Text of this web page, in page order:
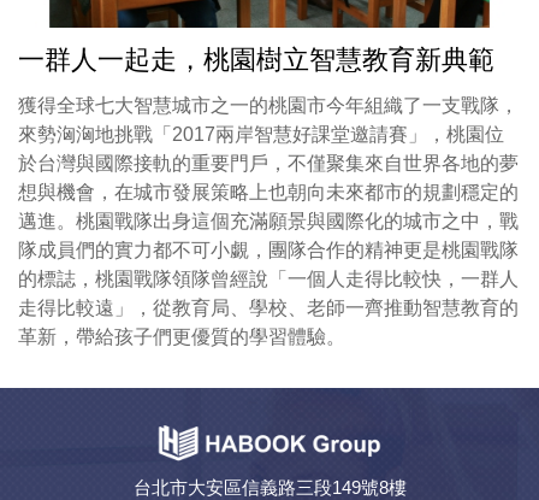
一群人一起走，桃園樹立智慧教育新典範
獲得全球七大智慧城市之一的桃園市今年組織了一支戰隊，
來勢洶洶地挑戰「2017兩岸智慧好課堂邀請賽」，桃園位
於台灣與國際接軌的重要門戶，不僅聚集來自世界各地的夢
想與機會，在城市發展策略上也朝向未來都市的規劃穩定的
邁進。桃園戰隊出身這個充滿願景與國際化的城市之中，戰
隊成員們的實力都不可小覷，團隊合作的精神更是桃園戰隊
的標誌，桃園戰隊領隊曾經說「一個人走得比較快，一群人
走得比較遠」，從教育局、學校、老師一齊推動智慧教育的
革新，帶給孩子們更優質的學習體驗。
台北市大安區信義路三段149號8樓